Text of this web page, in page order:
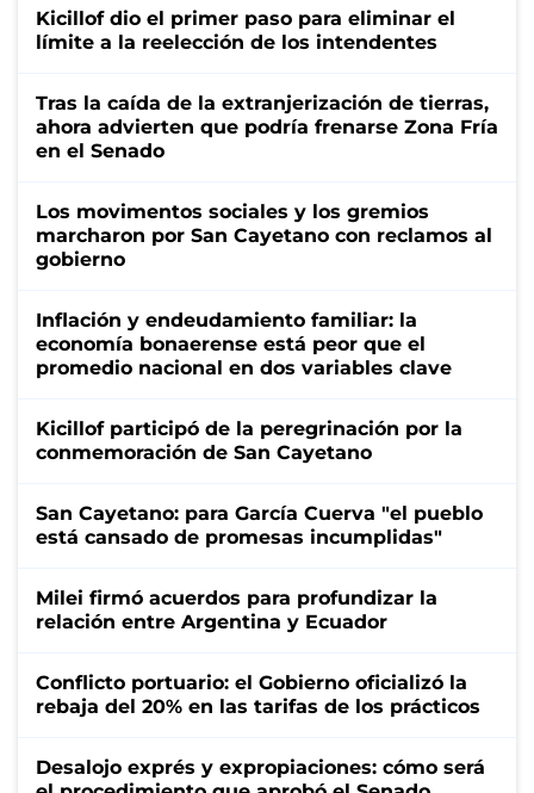
Kicillof dio el primer paso para eliminar el
límite a la reelección de los intendentes
Tras la caída de la extranjerización de tierras,
ahora advierten que podría frenarse Zona Fría
en el Senado
Los movimentos sociales y los gremios
marcharon por San Cayetano con reclamos al
gobierno
Inflación y endeudamiento familiar: la
economía bonaerense está peor que el
promedio nacional en dos variables clave
Kicillof participó de la peregrinación por la
conmemoración de San Cayetano
San Cayetano: para García Cuerva "el pueblo
está cansado de promesas incumplidas"
Milei firmó acuerdos para profundizar la
relación entre Argentina y Ecuador
Conflicto portuario: el Gobierno oficializó la
rebaja del 20% en las tarifas de los prácticos
Desalojo exprés y expropiaciones: cómo será